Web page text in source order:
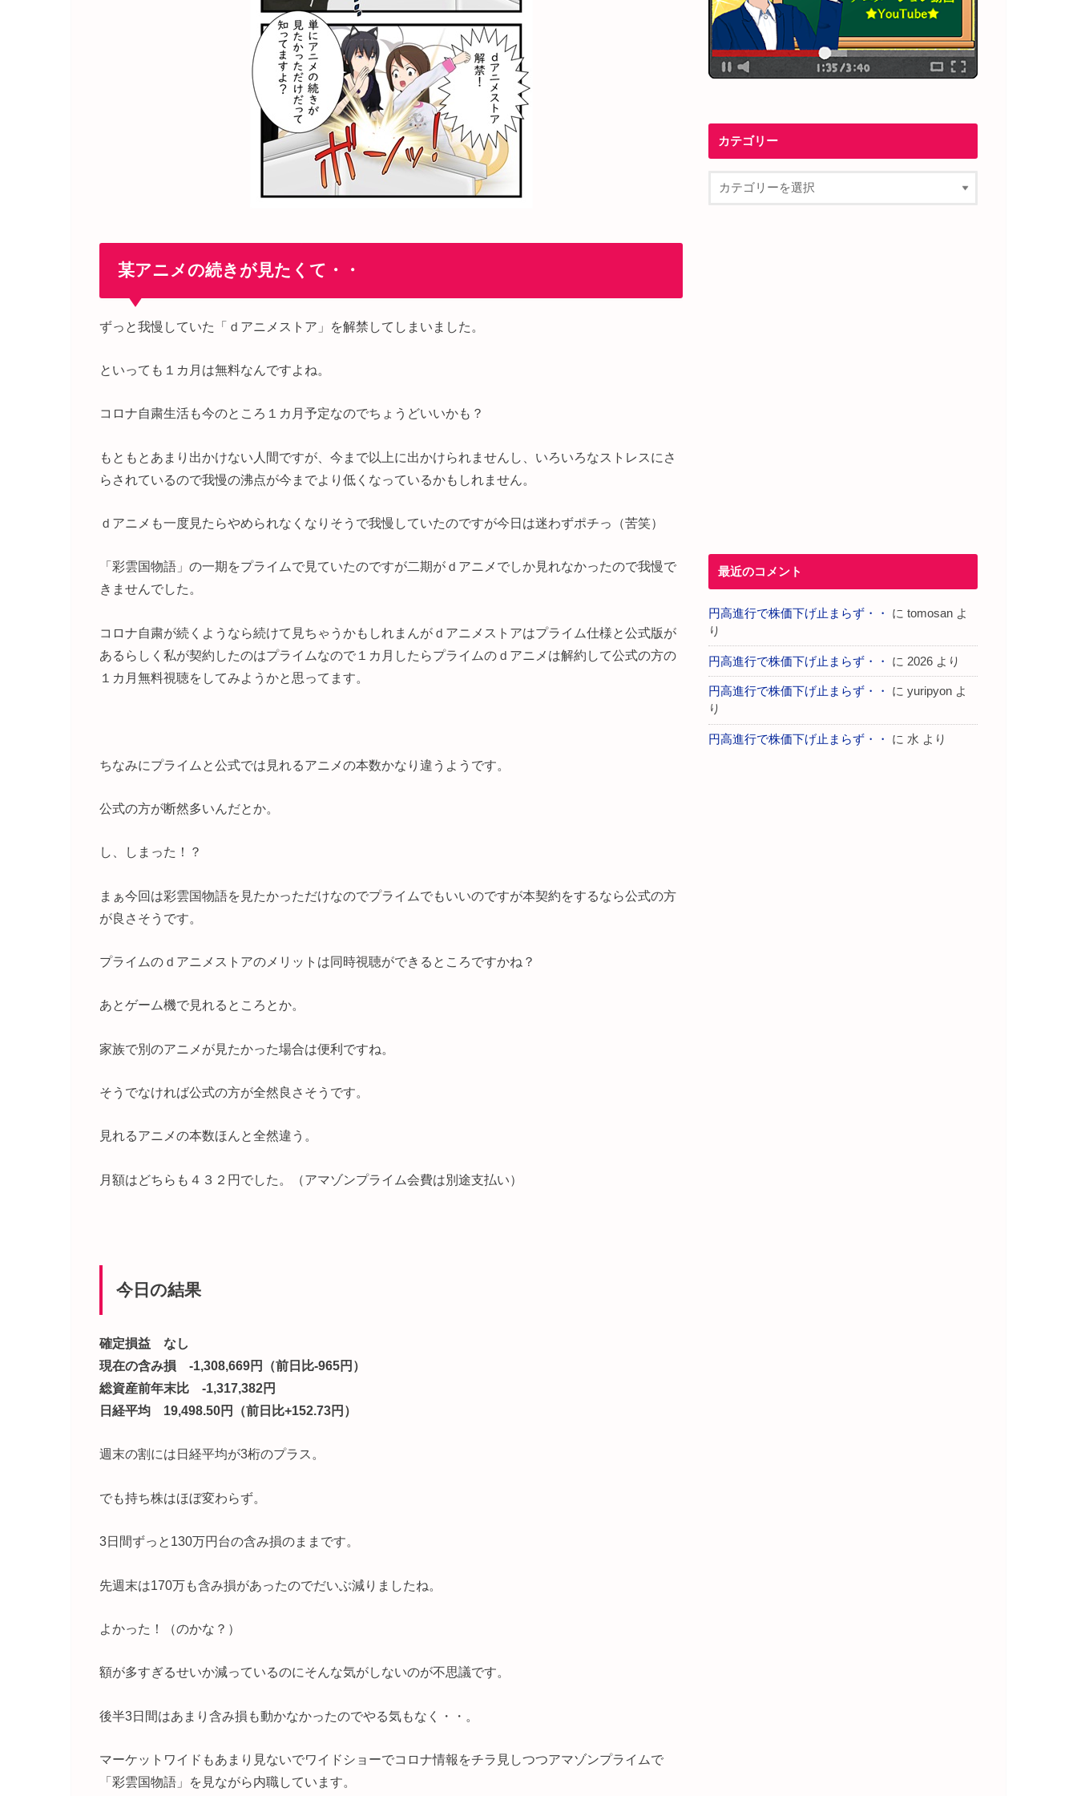
某アニメの続きが見たくて・・
ずっと我慢していた「ｄアニメストア」を解禁してしまいました。
といっても１カ月は無料なんですよね。
コロナ自粛生活も今のところ１カ月予定なのでちょうどいいかも？
もともとあまり出かけない人間ですが、今まで以上に出かけられませんし、いろいろなストレスにさ
らされているので我慢の沸点が今までより低くなっているかもしれません。
ｄアニメも一度見たらやめられなくなりそうで我慢していたのですが今日は迷わずポチっ（苦笑）
「彩雲国物語」の一期をプライムで見ていたのですが二期がｄアニメでしか見れなかったので我慢で
きませんでした。
コロナ自粛が続くようなら続けて見ちゃうかもしれまんがｄアニメストアはプライム仕様と公式版が
あるらしく私が契約したのはプライムなので１カ月したらプライムのｄアニメは解約して公式の方の
１カ月無料視聴をしてみようかと思ってます。
ちなみにプライムと公式では見れるアニメの本数かなり違うようです。
公式の方が断然多いんだとか。
し、しまった！？
まぁ今回は彩雲国物語を見たかっただけなのでプライムでもいいのですが本契約をするなら公式の方
が良さそうです。
プライムのｄアニメストアのメリットは同時視聴ができるところですかね？
あとゲーム機で見れるところとか。
家族で別のアニメが見たかった場合は便利ですね。
そうでなければ公式の方が全然良さそうです。
見れるアニメの本数ほんと全然違う。
月額はどちらも４３２円でした。（アマゾンプライム会費は別途支払い）
今日の結果
確定損益 なし
現在の含み損 -1,308,669円（前日比-965円）
総資産前年末比 -1,317,382円
日経平均 19,498.50円（前日比+152.73円）
週末の割には日経平均が3桁のプラス。
でも持ち株はほぼ変わらず。
3日間ずっと130万円台の含み損のままです。
先週末は170万も含み損があったのでだいぶ減りましたね。
よかった！（のかな？）
額が多すぎるせいか減っているのにそんな気がしないのが不思議です。
後半3日間はあまり含み損も動かなかったのでやる気もなく・・。
マーケットワイドもあまり見ないでワイドショーでコロナ情報をチラ見しつつアマゾンプライムで
「彩雲国物語」を見ながら内職しています。
カテゴリー
最近のコメント
円高進行で株価下げ止まらず・・ に tomosan よ
り
円高進行で株価下げ止まらず・・ に 2026 より
円高進行で株価下げ止まらず・・ に yuripyon よ
り
円高進行で株価下げ止まらず・・ に 水 より